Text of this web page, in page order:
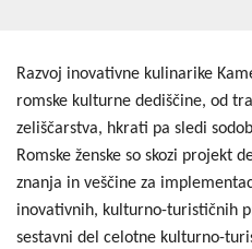
Razvoj inovativne kulinarike
romske kulturne dediščine, od
zeliščarstva, hkrati pa sledi
Romske ženske so skozi projekt
znanja in veščine za
inovativnih, kulturno-turističnih
sestavni del celotne kulturno-